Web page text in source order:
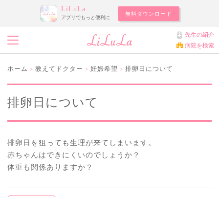
LiLuLa
アプリでもっと便利に
無料ダウンロード
先生の紹介
病院を検索
ホーム > 教えてドクター > 妊娠希望 > 排卵日について
排卵日について
排卵日を狙っても生理が来てしまいます。
赤ちゃんはできにくいのでしょうか？
体重も関係ありますか？